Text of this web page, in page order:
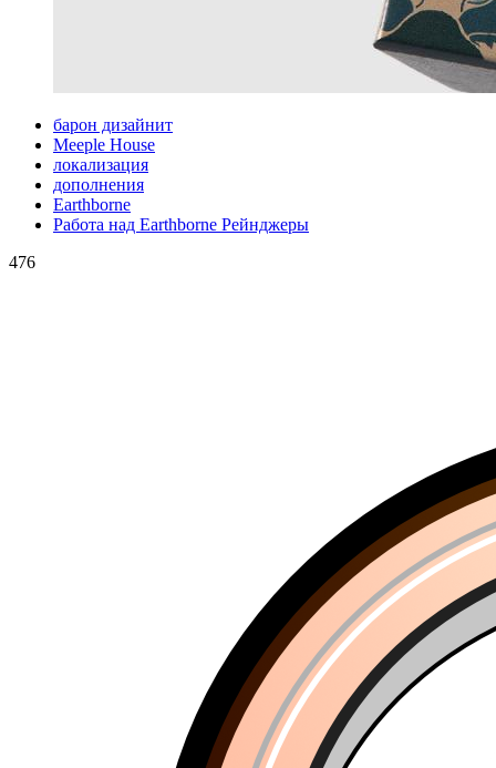
барон дизайнит
Meeple House
локализация
дополнения
Earthborne
Работа над Earthborne Рейнджеры
476